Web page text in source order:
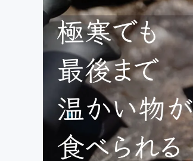
映像・映画
ビジネス・起業
まちづくり・地域